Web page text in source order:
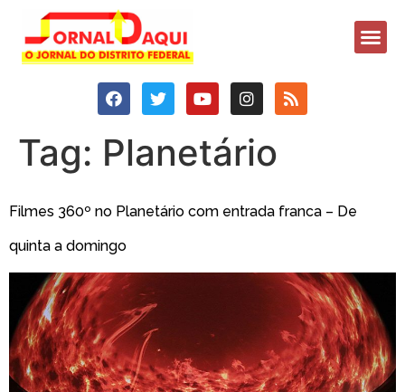
Tag: Planetário
Filmes 360º no Planetário com entrada franca – De
quinta a domingo